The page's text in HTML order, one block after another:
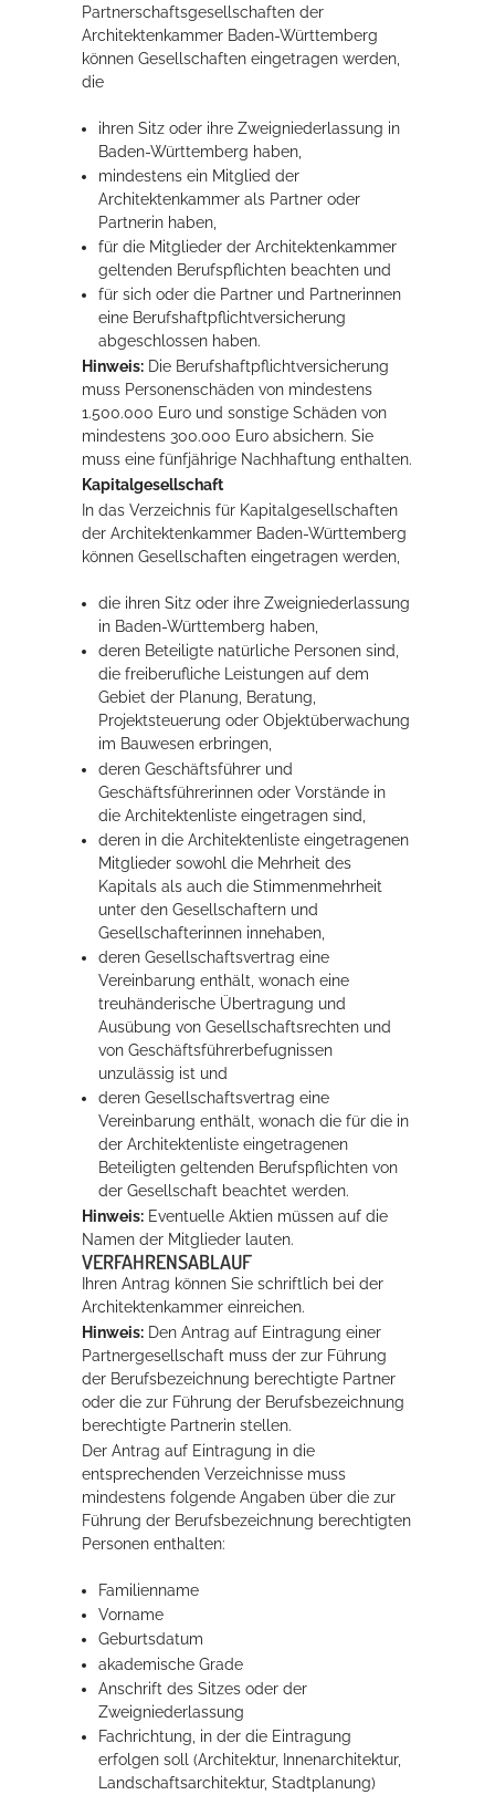
Partnerschaftsgesellschaften der
Architektenkammer Baden-Württemberg
können Gesellschaften eingetragen werden,
die
ihren Sitz oder ihre Zweigniederlassung in
Baden-Württemberg haben,
mindestens ein Mitglied der
Architektenkammer als Partner oder
Partnerin haben,
für die Mitglieder der Architektenkammer
geltenden Berufspflichten beachten und
für sich oder die Partner und Partnerinnen
eine Berufshaftpflichtversicherung
abgeschlossen haben.
Hinweis: Die Berufshaftpflichtversicherung
muss Personenschäden von mindestens
1.500.000 Euro und sonstige Schäden von
mindestens 300.000 Euro absichern. Sie
muss eine fünfjährige Nachhaftung enthalten.
Kapitalgesellschaft
In das Verzeichnis für Kapitalgesellschaften
der Architektenkammer Baden-Württemberg
können Gesellschaften eingetragen werden,
die ihren Sitz oder ihre Zweigniederlassung
in Baden-Württemberg haben,
deren Beteiligte natürliche Personen sind,
die freiberufliche Leistungen auf dem
Gebiet der Planung, Beratung,
Projektsteuerung oder Objektüberwachung
im Bauwesen erbringen,
deren Geschäftsführer und
Geschäftsführerinnen oder Vorstände in
die Architektenliste eingetragen sind,
deren in die Architektenliste eingetragenen
Mitglieder sowohl die Mehrheit des
Kapitals als auch die Stimmenmehrheit
unter den Gesellschaftern und
Gesellschafterinnen innehaben,
deren Gesellschaftsvertrag eine
Vereinbarung enthält, wonach eine
treuhänderische Übertragung und
Ausübung von Gesellschaftsrechten und
von Geschäftsführerbefugnissen
unzulässig ist und
deren Gesellschaftsvertrag eine
Vereinbarung enthält, wonach die für die in
der Architektenliste eingetragenen
Beteiligten geltenden Berufspflichten von
der Gesellschaft beachtet werden.
Hinweis: Eventuelle Aktien müssen auf die
Namen der Mitglieder lauten.
VERFAHRENSABLAUF
Ihren Antrag können Sie schriftlich bei der
Architektenkammer einreichen.
Hinweis: Den Antrag auf Eintragung einer
Partnergesellschaft muss der zur Führung
der Berufsbezeichnung berechtigte Partner
oder die zur Führung der Berufsbezeichnung
berechtigte Partnerin stellen.
Der Antrag auf Eintragung in die
entsprechenden Verzeichnisse muss
mindestens folgende Angaben über die zur
Führung der Berufsbezeichnung berechtigten
Personen enthalten:
Familienname
Vorname
Geburtsdatum
akademische Grade
Anschrift des Sitzes oder der
Zweigniederlassung
Fachrichtung, in der die Eintragung
erfolgen soll (Architektur, Innenarchitektur,
Landschaftsarchitektur,Stadtplanung)